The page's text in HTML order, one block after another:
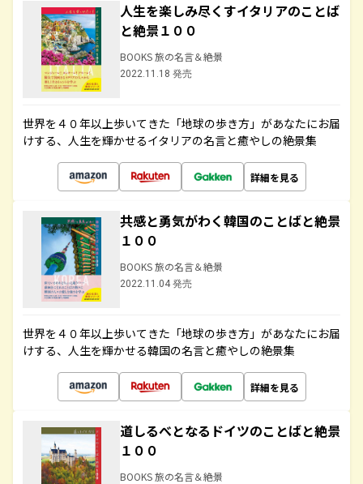
人生を楽しみ尽くすイタリアのことば
と絶景１００
BOOKS 旅の名言＆絶景
2022.11.18 発売
世界を４０年以上歩いてきた「地球の歩き方」があなたにお届
けする、人生を輝かせるイタリアの名言と癒やしの絶景集
詳細を見る
共感と勇気がわく韓国のことばと絶景
１００
BOOKS 旅の名言＆絶景
2022.11.04 発売
世界を４０年以上歩いてきた「地球の歩き方」があなたにお届
けする、人生を輝かせる韓国の名言と癒やしの絶景集
詳細を見る
道しるべとなるドイツのことばと絶景
１００
BOOKS 旅の名言＆絶景